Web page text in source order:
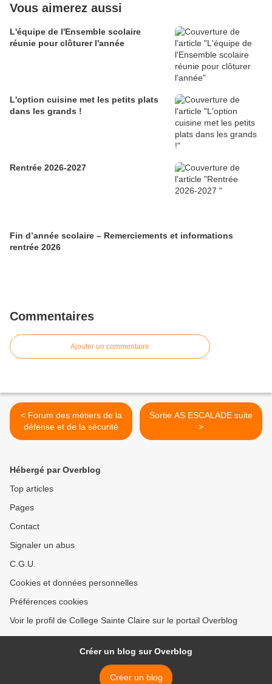
Vous aimerez aussi
L'équipe de l'Ensemble scolaire
réunie pour clôturer l'année
L'option cuisine met les petits plats
dans les grands !
Rentrée 2026-2027
Fin d’année scolaire – Remerciements et informations
rentrée 2026
Commentaires
Ajouter un commentaire
< Forum des métiers de la
défense et de la sécurité
Sortie AS ESCALADE suite
>
Hébergé par Overblog
Top articles
Pages
Contact
Signaler un abus
C.G.U.
Cookies et données personnelles
Préférences cookies
Voir le profil de College Sainte Claire sur le portail Overblog
Créer un blog sur Overblog
Créer un blog